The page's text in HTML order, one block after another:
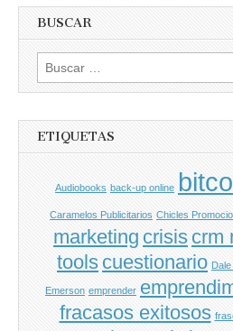
BUSCAR
Buscar
por:
ETIQUETAS
Audiobooks back-up online
Caramelos Publicitarios Chicles
marketing crisis crm
tools cuestionario
Emerson emprender
fracasos exitosos